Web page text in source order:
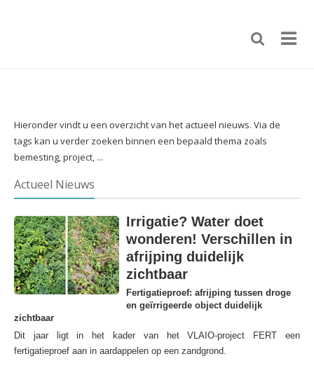
Hieronder vindt u een overzicht van het actueel nieuws. Via de
tags kan u verder zoeken binnen een bepaald thema zoals
bemesting, project, ...
Actueel Nieuws
Irrigatie? Water doet
wonderen! Verschillen in
afrijping duidelijk
zichtbaar
Fertigatieproef: afrijping tussen droge
en geïrrigeerde object duidelijk
zichtbaar
Dit jaar ligt in het kader van het VLAIO-project FERT een
fertigatieproef aan in aardappelen op een zandgrond.